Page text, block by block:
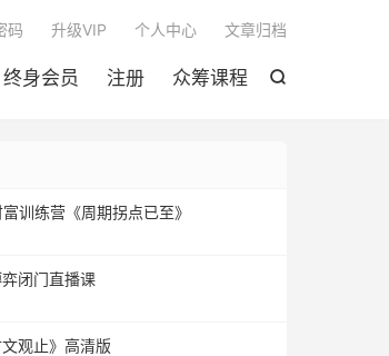

终身会员 注册 众筹课程
码 升级VIP 个人中心 文章归档
训练营《周期拐点已至》
闭门直播课
观止》高清版